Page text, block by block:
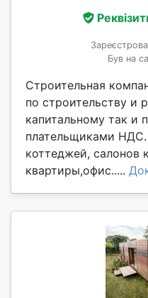
Був на
Строительная
по строительству и
капитальному так и
плательщиками НДС.
коттеджей, салонов
квартиры,офис.....